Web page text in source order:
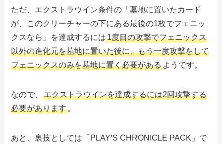
ただ、エクストラウイン条件の「墓地に置いたカード
が、このクリーチャーの下にある最後の1枚でフェニッ
クスなら」を達成するには1度目の攻撃でフェニックス
以外の進化元を墓地に置いた後に、もう一度攻撃をして
フェニックスのみを墓地に置く必要がある ようです。
なので、エクストラウインを達成するには2回攻撃する
必要があります 。
あと、裏技としては「PLAY‛S CHRONICLE PACK」で